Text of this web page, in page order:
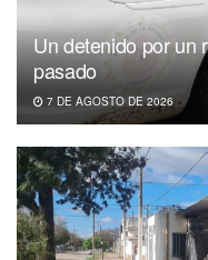
Un detenido por un
pasado
7 DE AGOSTO DE 2026